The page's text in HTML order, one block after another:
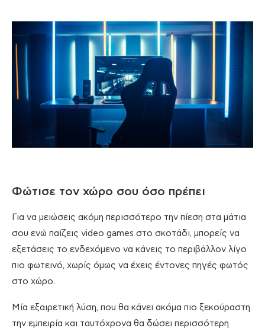
Φώτισε τον χώρο σου όσο πρέπει
Για να μειώσεις ακόμη περισσότερο την πίεση στα μάτια
σου ενώ παίζεις video games στο σκοτάδι, μπορείς να
εξετάσεις το ενδεχόμενο να κάνεις το περιβάλλον λίγο
πιο φωτεινό, χωρίς όμως να έχεις έντονες πηγές φωτός
στο χώρο.
Μία εξαιρετική λύση, που θα κάνει ακόμα πιο ξεκούραστη
την εμπειρία και ταυτόχρονα θα δώσει περισσότερη